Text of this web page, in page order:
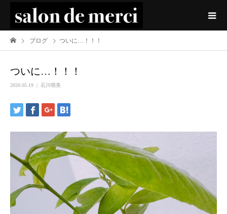
ブログ ついに…！！！
ついに…！！！
2020.05.19 石川萌美